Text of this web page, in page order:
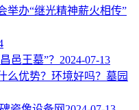
举办“继光精神薪火相传”
邑王墓”？ 2024-07-13
么优势？环境好吗？墓园